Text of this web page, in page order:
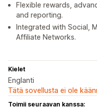
Flexible rewards,
and reporting.
Integrated with Social,
Affiliate Networks.
Kielet
Englanti
Tätä sovellusta ei ole
Toimii seuraavan kanssa: